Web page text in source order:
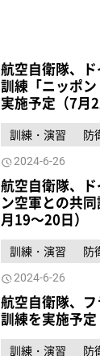
航空自衛隊、
訓練「ニッポ
実施予定（7月
訓練・演習 防
2024-6-26
航空自衛隊、
ン空軍との共
月19～20日）
訓練・演習 防
2024-6-26
航空自衛隊、
訓練を実施予定
訓練・演習 防